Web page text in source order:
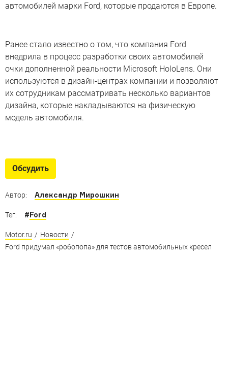
автомобилей марки Ford, которые продаются в Европе.
Ранее стало известно о том, что компания Ford
внедрила в процесс разработки своих автомобилей
очки дополненной реальности Microsoft HoloLens. Они
используются в дизайн-центрах компании и позволяют
их сотрудникам рассматривать несколько вариантов
дизайна, которые накладываются на физическую
модель автомобиля.
Как выглядят самые крупные и самые необычные
Обсудить
Автор: Александр Мирошкин
Тег: #Ford
Motor.ru / Новости /
Ford придумал «робопопа» для тестов автомобильных кресел